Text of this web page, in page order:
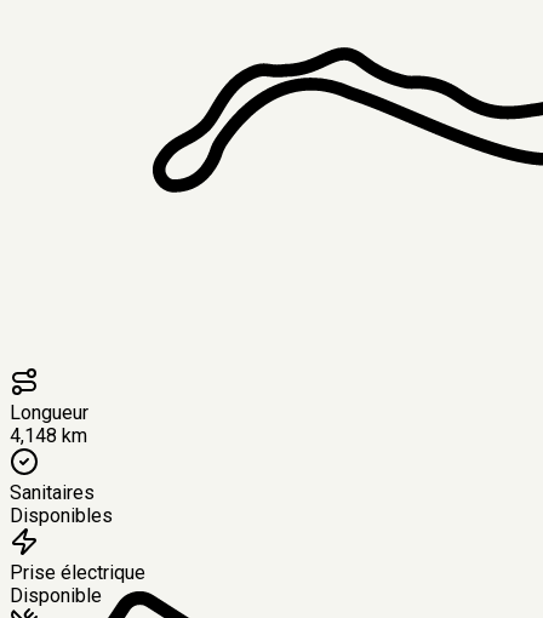
Longueur
4,148 km
Sanitaires
Disponibles
Prise électrique
Disponible